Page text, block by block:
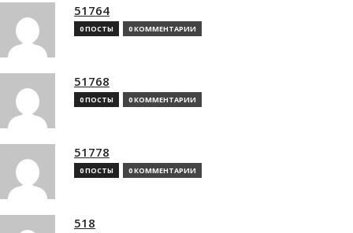
51764
0 ПОСТЫ 0 КОММЕНТАРИИ
51768
0 ПОСТЫ 0 КОММЕНТАРИИ
51778
0 ПОСТЫ 0 КОММЕНТАРИИ
518